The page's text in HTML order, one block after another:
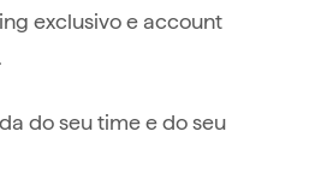
exclusivo e account
do seu time e do seu